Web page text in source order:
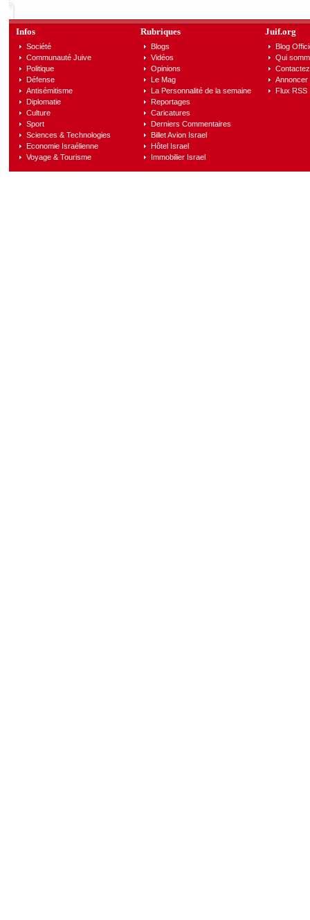
Infos
Société
Communauté Juive
Politique
Défense
Antisémitisme
Diplomatie
Culture
Sport
Sciences & Technologies
Economie Israélienne
Voyage & Tourisme
Rubriques
Blogs
Vidéos
Opinions
Le Mag
La Personnalité de la semaine
Reportages
Caricatures
Derniers Commentaires
Billet Avion Israel
Hôtel Israel
Immobilier Israel
Juif.org
Blog
Qui
Annoncer
Flux RSS